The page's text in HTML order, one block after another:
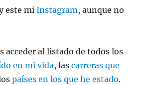
este miInstagram, aunque no
acceder al listado de todos los
en mi vida, lascarreras que
países en los que he estado.